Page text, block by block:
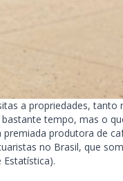
a propriedades, tanto
tempo, mas o
premiada produtora de
no Brasil, que